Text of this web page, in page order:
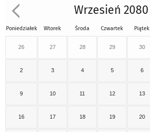
Wrzesień 2080
Poniedziałek Wtorek Środa Czwartek Piątek
26 27 28 29 30
2 3 4 5 6
9 10 11 12 13
16 17 18 19 20